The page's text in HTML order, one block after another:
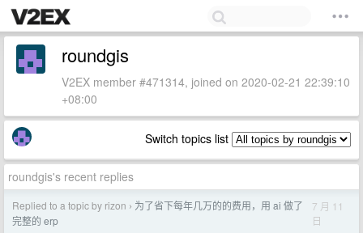
roundgis
V2EX member #471314, joined on 2020-02-21 22:39:10
+08:00
Switch topics list
roundgis's recent replies
Replied to a topic by rizon › 为了省下每年几万的的费用，用 ai 做了
完整的 erp
7 月 11
日